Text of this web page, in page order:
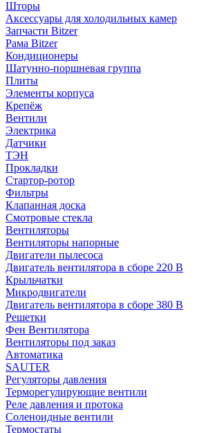
Шторы
Аксессуары для холодильных камер
Запчасти Bitzer
Рама Bitzer
Кондиционеры
Шатунно-поршневая группа
Плиты
Элементы корпуса
Крепёж
Вентили
Электрика
Датчики
ТЭН
Прокладки
Стартор-ротор
Фильтры
Клапанная доска
Смотровые стекла
Вентиляторы
Вентиляторы напорные
Двигатели пылесоса
Двигатель вентилятора в сборе 220 В
Крыльчатки
Микродвигатели
Двигатель вентилятора в сборе 380 В
Решетки
Фен Вентилятора
Вентиляторы под заказ
Автоматика
SAUTER
Регуляторы давления
Терморегулирующие вентили
Реле давления и протока
Соленоидные вентили
Термостаты